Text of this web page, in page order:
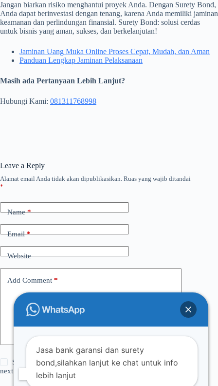
Jangan biarkan risiko menghantui proyek Anda. Dengan Surety Bond,
Anda dapat berinvestasi dengan tenang, karena Anda memiliki jaminan
keamanan dan perlindungan finansial. Surety Bond: solusi cerdas
untuk bisnis yang aman, sukses, dan berkelanjutan!
Jaminan Uang Muka Online Proses Cepat, Mudah, dan Aman
Panduan Lengkap Jaminan Pelaksanaan
Masih ada Pertanyaan Lebih Lanjut?
Hubungi Kami: 081311768998
Leave a Reply
Alamat email Anda tidak akan dipublikasikan. Ruas yang wajib ditandai
*
Name*
Email*
Website
Add Comment *
Save my name, email and website in this browser for the
next time I comment.
Jasa bank garansi dan surety
bond,silahkan lanjut ke chat untuk info
lebih lanjut